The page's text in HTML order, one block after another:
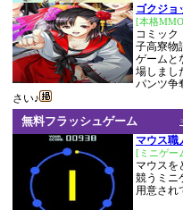
ゴクジョ
[本格
コミック
子高寮物
ゲームと
場しまし
パンツ争
さい♪
無料フラッシュゲーム
マウス職
[ミニゲー
マウスを
競うミニ
用意され